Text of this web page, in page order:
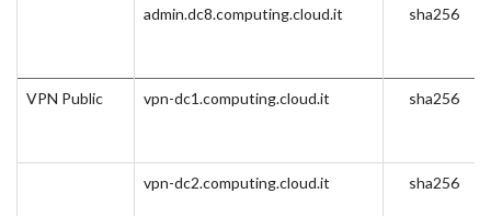
admin.dc8.computing.cloud.it sha256
VPN Public vpn-dc1.computing.cloud.it sha256
vpn-dc2.computing.cloud.it sha256